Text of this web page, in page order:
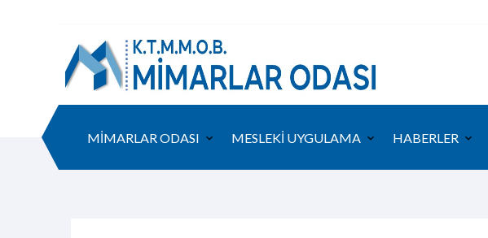
MİMARLAR ODASI MESLEKİ UYGULAMA HABERLER